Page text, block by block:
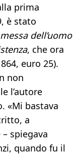
prima
è stato
dell’uomo
, che ora
euro 25).
non
l’autore
«Mi bastava
a
spiegava
quando fu il